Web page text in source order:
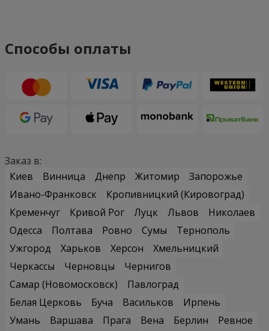
Способы оплаты
Заказ в:
Киев
Винница Днепр Житомир
Запорожье
Ивано-Франковск
Кропивницкий (Кировоград)
Кременчуг
Кривой Рог Луцк Львов
Николаев
Одесса
Полтава Ровно Сумы
Тернополь
Ужгород
Харьков Херсон
Хмельницкий
Черкассы
Черновцы
Чернигов
Самар (Новомосковск)
Павлоград
Белая Церковь
Буча Васильков
Ирпень
Умань
Варшава Прага Вена Берлин
Ревное